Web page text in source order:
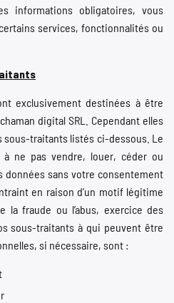
informations obligatoires, vous
services, fonctionnalités ou
exclusivement destinées à être
digital SRL. Cependant elles
sous-traitants listés ci-dessous. Le
à ne pas vendre, louer, céder ou
données sans votre consentement
en raison d’un motif légitime
la fraude ou l’abus, exercice des
sous-traitants à qui peuvent être
si nécessaire, sont :